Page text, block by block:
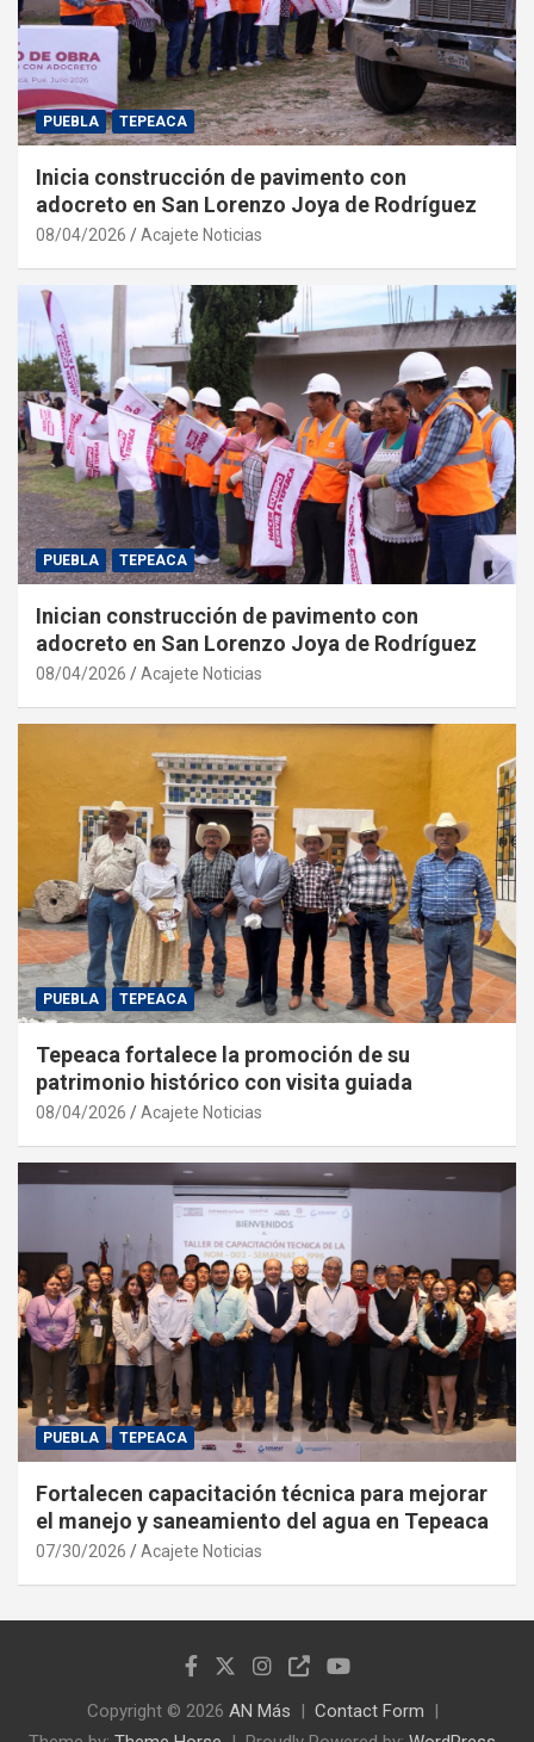
PUEBLA TEPEACA
Inicia construcción de pavimento con
adocreto en San Lorenzo Joya de Rodríguez
08/04/2026 Acajete Noticias
PUEBLA TEPEACA
Inician construcción de pavimento con
adocreto en San Lorenzo Joya de Rodríguez
08/04/2026 Acajete Noticias
PUEBLA TEPEACA
Tepeaca fortalece la promoción de su
patrimonio histórico con visita guiada
08/04/2026 Acajete Noticias
PUEBLA TEPEACA
Fortalecen capacitación técnica para mejorar
el manejo y saneamiento del agua en Tepeaca
07/30/2026 Acajete Noticias
Copyright © 2026 AN Más
Contact Form